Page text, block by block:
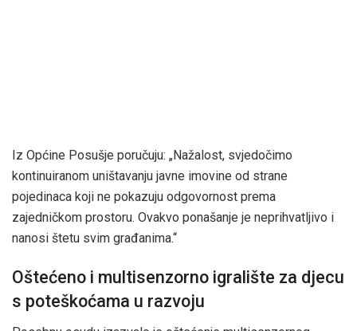
Iz Općine Posušje poručuju: „Nažalost, svjedočimo
kontinuiranom uništavanju javne imovine od strane
pojedinaca koji ne pokazuju odgovornost prema
zajedničkom prostoru. Ovakvo ponašanje je neprihvatljivo i
nanosi štetu svim građanima.“
Oštećeno i multisenzorno igralište za djecu
s poteškoćama u razvoju